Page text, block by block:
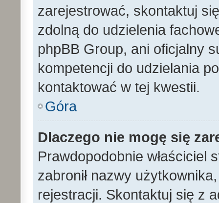
zarejestrować, skontaktuj
zdolną do udzielenia
phpBB Group, ani oficjalny
kompetencji do udzielania
kontaktować w tej kwestii.
Góra
Dlaczego nie mogę się
Prawdopodobnie właściciel
zabronił nazwy
rejestracji. Skontaktuj się z